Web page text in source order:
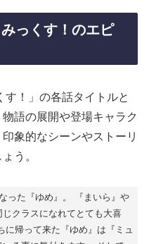
っくす！のエピ
す！」の各話タイトルと
語の展開や登場キャラク
象的なシーンやストーリ
う。
った『ゆめ』。 『まいら』や
じクラスになれてとても大喜
帰って来た『ゆめ』は『ミュ